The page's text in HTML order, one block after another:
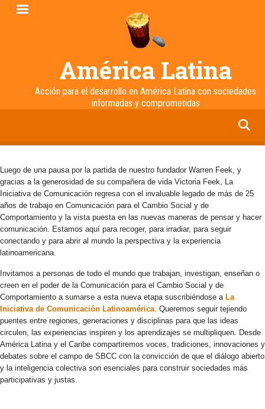
Pasar
América Latina
Acción para el desarrollo en América Latina con sociedades
informadas y comprometidas
Luego de una pausa por la partida de nuestro fundador Warren Feek, y
gracias a la generosidad de su compañera de vida Victoria Feek, La
Iniciativa de Comunicación regresa con el invaluable legado de más de 25
años de trabajo en Comunicación para el Cambio Social y de
Comportamiento y la vista puesta en las nuevas maneras de pensar y hacer
comunicación. Estamos aquí para recoger, para irradiar, para seguir
conectando y para abrir al mundo la perspectiva y la experiencia
latinoamericana.
Invitamos a personas de todo el mundo que trabajan, investigan, enseñan o
creen en el poder de la Comunicación para el Cambio Social y de
Comportamiento a sumarse a esta nueva etapa suscribiéndose a La
Iniciativa de Comunicación Latinoamérica. Queremos seguir tejiendo
puentes entre regiones, generaciones y disciplinas para que las ideas
circulen, las experiencias inspiren y los aprendizajes se multipliquen. Desde
América Latina y el Caribe compartiremos voces, tradiciones, innovaciones y
debates sobre el campo de SBCC con la convicción de que el diálogo abierto
y la inteligencia colectiva son esenciales para construir sociedades más
participativas y justas.